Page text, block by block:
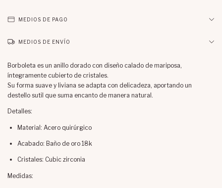
MEDIOS DE PAGO
MEDIOS DE ENVÍO
Borboleta es un anillo dorado con diseño calado de mariposa,
íntegramente cubierto de cristales.
Su forma suave y liviana se adapta con delicadeza, aportando un
destello sutil que suma encanto de manera natural.
Detalles:
Material: Acero quirúrgico
Acabado: Baño de oro 18k
Cristales: Cubic zirconia
Medidas: